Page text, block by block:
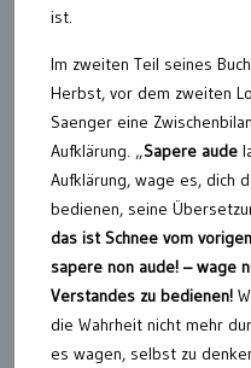
ist.
Im zweiten Teil seines
Herbst, vor dem zweiten
Saenger eine
Aufklärung. „Sapere aude
Aufklärung, wage es, dich
bedienen, seine
das ist Schnee vom
sapere non aude! – wage
Verstandes zu bedienen!
die Wahrheit nicht mehr
es wagen, selbst zu